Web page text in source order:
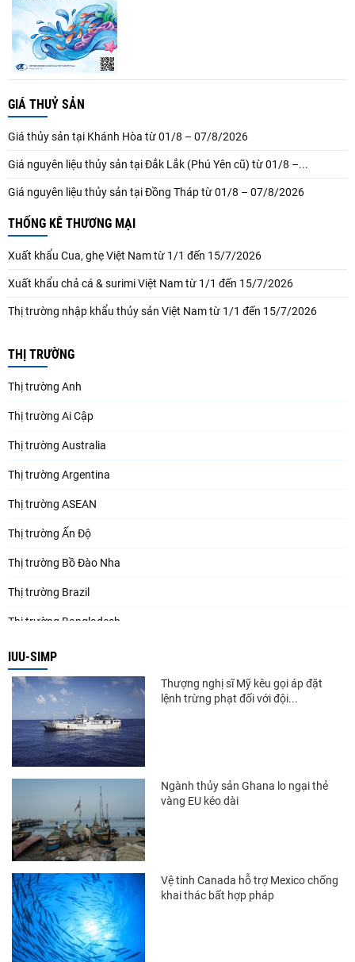
GIÁ THUỶ SẢN
Giá thủy sản tại Khánh Hòa từ 01/8 – 07/8/2026
Giá nguyên liệu thủy sản tại Đắk Lắk (Phú Yên cũ) từ 01/8 –...
Giá nguyên liệu thủy sản tại Đồng Tháp từ 01/8 – 07/8/2026
THỐNG KÊ THƯƠNG MẠI
Xuất khẩu Cua, ghẹ Việt Nam từ 1/1 đến 15/7/2026
Xuất khẩu chả cá & surimi Việt Nam từ 1/1 đến 15/7/2026
Thị trường nhập khẩu thủy sản Việt Nam từ 1/1 đến 15/7/2026
THỊ TRƯỜNG
Thị trường Anh
Thị trường Ai Cập
Thị trường Australia
Thị trường Argentina
Thị trường ASEAN
Thị trường Ấn Độ
Thị trường Bồ Đào Nha
Thị trường Brazil
Thị trường Bangladesh
Thị trường Chile
Thị trường Canada
Thị trường Ecuador
Thị trường EU
Thị trường Indonesia
Thị trường Mexico
Thị trường Mỹ
Thị trường Nga
Thị trường Hàn Quốc
Thị trường Nhật Bản
Thị trường Thái Lan
IUU-SIMP
Thượng nghị sĩ Mỹ kêu gọi áp đặt
lệnh trừng phạt đối với đội...
Ngành thủy sản Ghana lo ngại thẻ
vàng EU kéo dài
Vệ tinh Canada hỗ trợ Mexico chống
khai thác bất hợp pháp